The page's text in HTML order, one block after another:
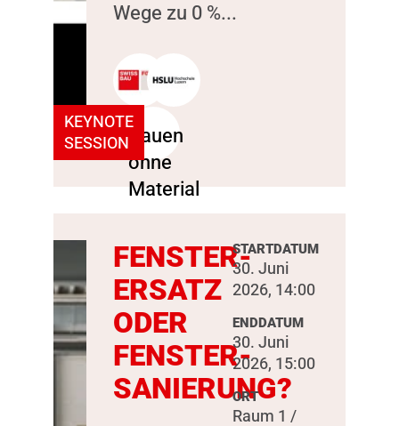
KEYNOTE
SESSION
Wege zu 0 %...
FENSTER-
ERSATZ
ODER
FENSTER-
SANIERUNG?
STARTDATUM
30. Juni
2026, 14:00
ENDDATUM
30. Juni
2026, 15:00
ORT
Raum 1 /